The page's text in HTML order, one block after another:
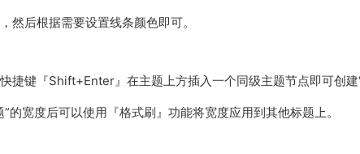
然后根据需要设置线条颜色即可。
捷键『Shift+Enter』在主题上方插入一个同级主题节点即可创建
的宽度后可以使用『格式刷』功能将宽度应用到其他标题上。